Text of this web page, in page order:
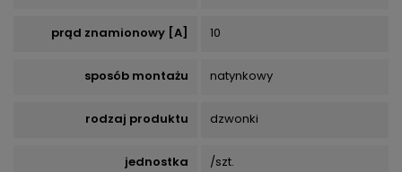
prąd znamionowy [A] 10
sposób montażu natynkowy
rodzaj produktu dzwonki
jednostka /szt.